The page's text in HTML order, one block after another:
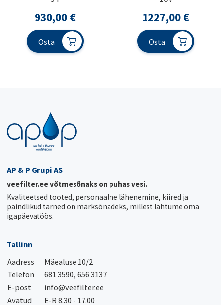
930,00 €
Osta
1227,00 €
Osta
AP & P Grupi AS
veefilter.ee võtmesõnaks on puhas vesi.
Kvaliteetsed tooted, personaalne lähenemine, kiired ja
paindlikud tarned on märksõnadeks, millest lähtume oma
igapäevatöös.
Tallinn
Aadress
Mäealuse 10/2
Telefon
681 3590, 656 3137
E-post
info@veefilter.ee
Avatud
E-R 8.30 - 17.00